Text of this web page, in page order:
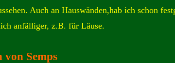
Auch an Hauswänden,hab ich schon
anfälliger, z.B. für Läuse.
von Semps